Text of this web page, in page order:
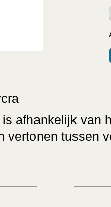
afhankelijk van
vertonen tussen